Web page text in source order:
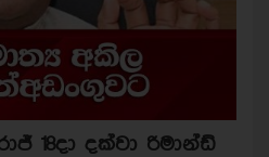
18දා දක්වා රිමාන්ඩ්